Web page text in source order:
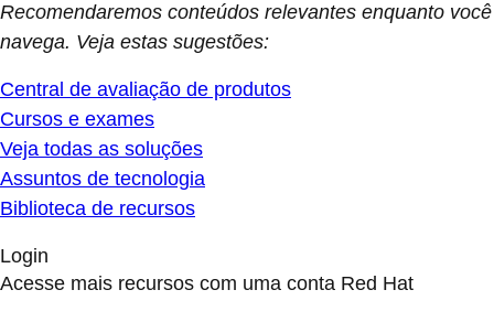
Recomendaremos conteúdos relevantes enquanto você
navega. Veja estas sugestões:
Central de avaliação de produtos
Cursos e exames
Veja todas as soluções
Assuntos de tecnologia
Biblioteca de recursos
Login
Acesse mais recursos com uma conta Red Hat